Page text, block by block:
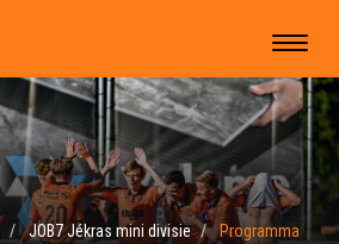
JOB7 Jékras mini divisie Programma